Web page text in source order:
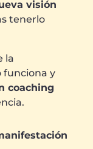
visión
tenerlo
la
funciona y
coaching